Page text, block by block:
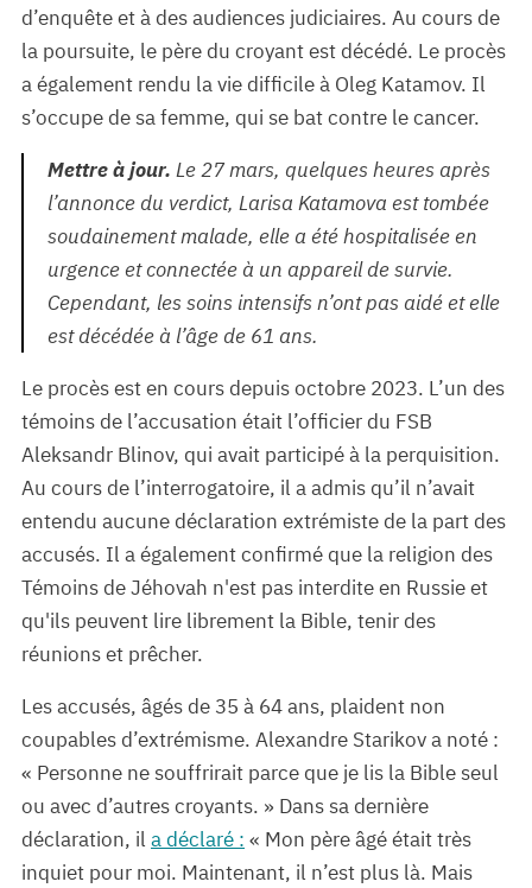
d’enquête et à des audiences judiciaires. Au cours de
la poursuite, le père du croyant est décédé. Le procès
a également rendu la vie difficile à Oleg Katamov. Il
s’occupe de sa femme, qui se bat contre le cancer.
Mettre à jour. Le 27 mars, quelques heures après
l’annonce du verdict, Larisa Katamova est tombée
soudainement malade, elle a été hospitalisée en
urgence et connectée à un appareil de survie.
Cependant, les soins intensifs n’ont pas aidé et elle
est décédée à l’âge de 61 ans.
Le procès est en cours depuis octobre 2023. L’un des
témoins de l’accusation était l’officier du FSB
Aleksandr Blinov, qui avait participé à la perquisition.
Au cours de l’interrogatoire, il a admis qu’il n’avait
entendu aucune déclaration extrémiste de la part des
accusés. Il a également confirmé que la religion des
Témoins de Jéhovah n'est pas interdite en Russie et
qu'ils peuvent lire librement la Bible, tenir des
réunions et prêcher.
Les accusés, âgés de 35 à 64 ans, plaident non
coupables d’extrémisme. Alexandre Starikov a noté :
« Personne ne souffrirait parce que je lis la Bible seul
ou avec d’autres croyants. » Dans sa dernière
déclaration, il a déclaré : « Mon père âgé était très
inquiet pour moi. Maintenant, il n’est plus là. Mais